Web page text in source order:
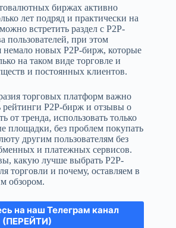
биржах активно
лет подряд и практически на
встретить раздел с P2P-
пользователей, при этом
немало новых P2P-бирж, которые
на таком виде торговле и
и постоянных клиентов.
торговых платформ важно
рейтинги P2P-бирж и отзывы о
от тренда, использовать только
площадки, без проблем покупать
другим пользователям без
и платежных сервисов.
какую лучше выбрать P2P-
торговли и почему, оставляем в
обзором.
на наш Телеграм канал
(ПЕРЕЙТИ)